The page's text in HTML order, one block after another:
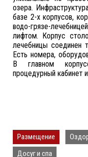
озера.
базе 2-х корпусов,
водо-грязе-
лифтом. Корпус
лечебницы
Есть номера,
В главном
процедурный кабинет
Размещение
Досуг и спа